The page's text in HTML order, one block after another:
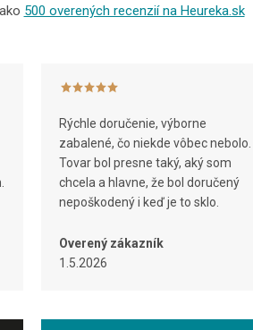
500 overených recenzií na Heureka.sk
Rýchle doručenie, výborne
zabalené, čo niekde vôbec nebolo.
Tovar bol presne taký, aký som
chcela a hlavne, že bol doručený
nepoškodený i keď je to sklo.
Overený zákazník
1.5.2026